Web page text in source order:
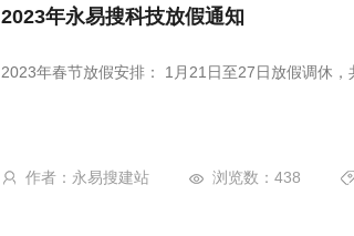
2023年永易搜科技放假通知
2023年春节放假安排： 1月21日至27日放假调休
作者：永易搜建站 浏览数：438